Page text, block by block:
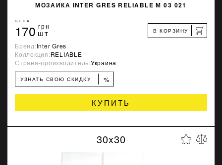
МОЗАИКА INTER GRES RELIABLE М 03 021
ЦЕНА
170 грн
шт В КОРЗИНУ
Бренд:Inter Gres
Коллекция:RELIABLE
Страна-производитель:Украина
УЗНАТЬ СВОЮ СКИДКУ %
КУПИТЬ
30x30